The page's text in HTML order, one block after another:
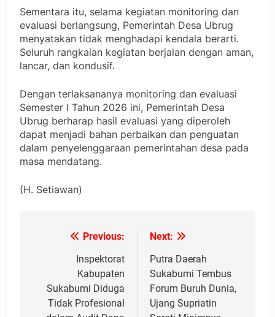
Sementara itu, selama kegiatan monitoring dan
evaluasi berlangsung, Pemerintah Desa Ubrug
menyatakan tidak menghadapi kendala berarti.
Seluruh rangkaian kegiatan berjalan dengan aman,
lancar, dan kondusif.
Dengan terlaksananya monitoring dan evaluasi
Semester I Tahun 2026 ini, Pemerintah Desa
Ubrug berharap hasil evaluasi yang diperoleh
dapat menjadi bahan perbaikan dan penguatan
dalam penyelenggaraan pemerintahan desa pada
masa mendatang.
(H. Setiawan)
NavigasiPrevious:
Inspektorat
Kabupaten
Sukabumi Diduga
Tidak Profesional
Next:
Putra Daerah
Sukabumi Tembus
Forum Buruh Dunia,
Ujang Supriatin